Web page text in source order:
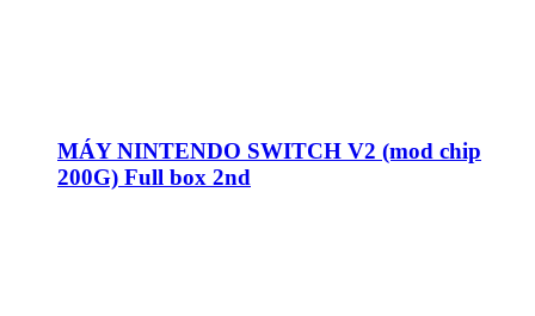
MÁY NINTENDO SWITCH V2 (mod chip
200G) Full box 2nd